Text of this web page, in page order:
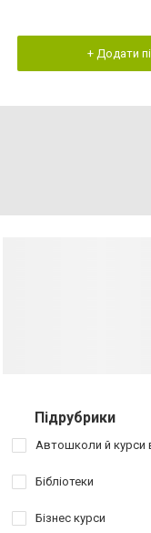
+ Додати
Підрубрики
Автошколи й курси
Бібліотеки
Бізнес курси